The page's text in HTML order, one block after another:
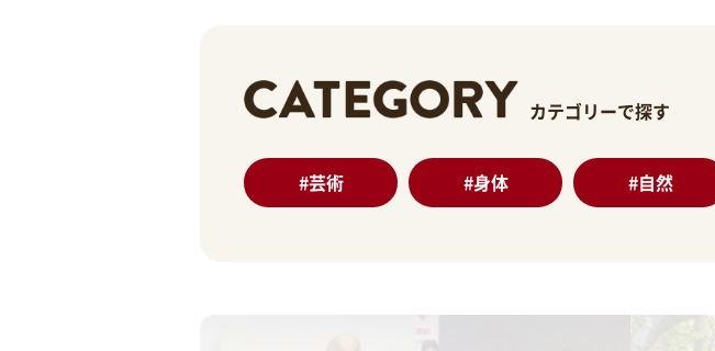
カテゴリーで探す
#芸術 #身体 #自然